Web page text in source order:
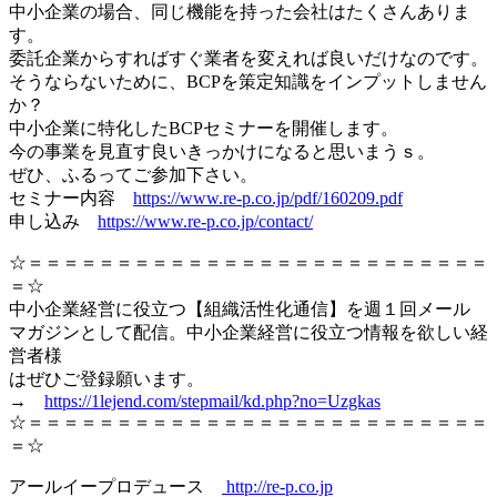
中小企業の場合、同じ機能を持った会社はたくさんありま
す。
委託企業からすればすぐ業者を変えれば良いだけなのです。
そうならないために、BCPを策定知識をインプットしません
か？
中小企業に特化したBCPセミナーを開催します。
今の事業を見直す良いきっかけになると思いまうｓ。
ぜひ、ふるってご参加下さい。
セミナー内容 https://www.re-p.co.jp/pdf/160209.pdf
申し込み https://www.re-p.co.jp/contact/
☆＝＝＝＝＝＝＝＝＝＝＝＝＝＝＝＝＝＝＝＝＝＝＝＝＝＝
＝☆
中小企業経営に役立つ【組織活性化通信】を週１回メール
マガジンとして配信。中小企業経営に役立つ情報を欲しい経
営者様
はぜひご登録願います。
→ https://1lejend.com/stepmail/kd.php?no=Uzgkas
☆＝＝＝＝＝＝＝＝＝＝＝＝＝＝＝＝＝＝＝＝＝＝＝＝＝＝
＝☆
アールイープロデュース
http://re-p.co.jp